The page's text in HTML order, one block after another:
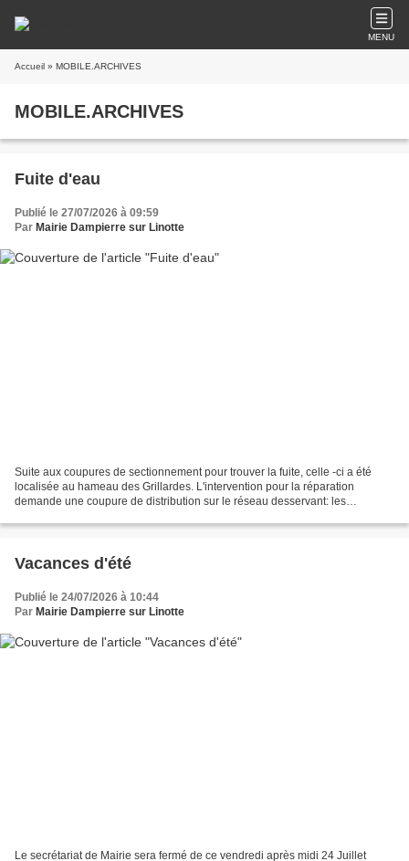
MENU
Accueil » MOBILE.ARCHIVES
MOBILE.ARCHIVES
Fuite d'eau
Publié le 27/07/2026 à 09:59
Par Mairie Dampierre sur Linotte
Suite aux coupures de sectionnement pour trouver la fuite, celle -ci a été
localisée au hameau des Grillardes. L'intervention pour la réparation
demande une coupure de distribution sur le réseau desservant: les
Vacances d'été
Publié le 24/07/2026 à 10:44
Par Mairie Dampierre sur Linotte
Le secrétariat de Mairie sera fermé de ce vendredi après midi 24 Juillet